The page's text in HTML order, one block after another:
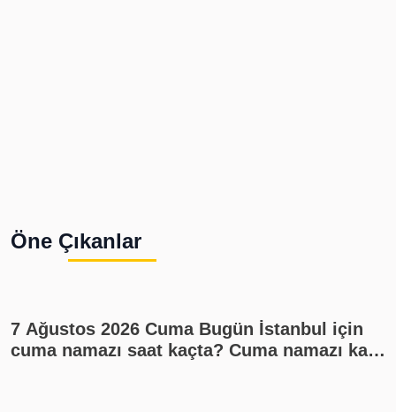
Öne Çıkanlar
7 Ağustos 2026 Cuma Bugün İstanbul için
cuma namazı saat kaçta? Cuma namazı kaç